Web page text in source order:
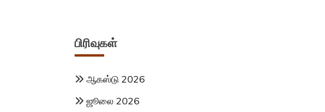
பிரிவுகள்
ஆகஸ்டு 2026
ஜூலை 2026